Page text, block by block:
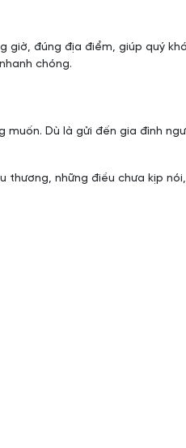
đúng địa điểm, giúp quý
chóng.
Dù là gửi đến gia đình
những điều chưa kịp